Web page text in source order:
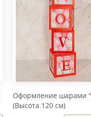
Оформление шарами
(Высота 120 см)